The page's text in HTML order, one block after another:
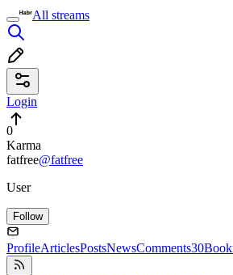
All streams
Login
0
Karma
fatfree@fatfree
User
Follow
ProfileArticlesPostsNewsComments30